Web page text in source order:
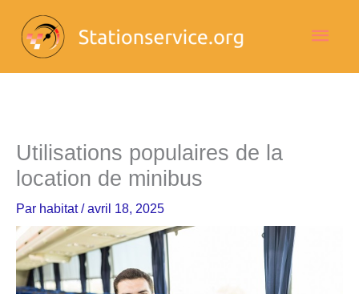
contenu
Utilisations populaires de la
location de minibus
Par habitat/avril 18, 2025